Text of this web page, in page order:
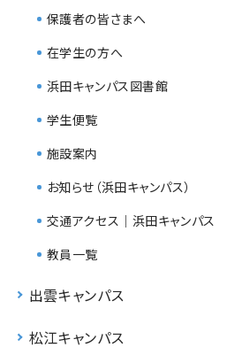
保護者の皆さまへ
在学生の方へ
浜田キャンパス図書館
学生便覧
施設案内
お知らせ（浜田キャンパス）
交通アクセス｜浜田キャンパス
教員一覧
出雲キャンパス
松江キャンパス